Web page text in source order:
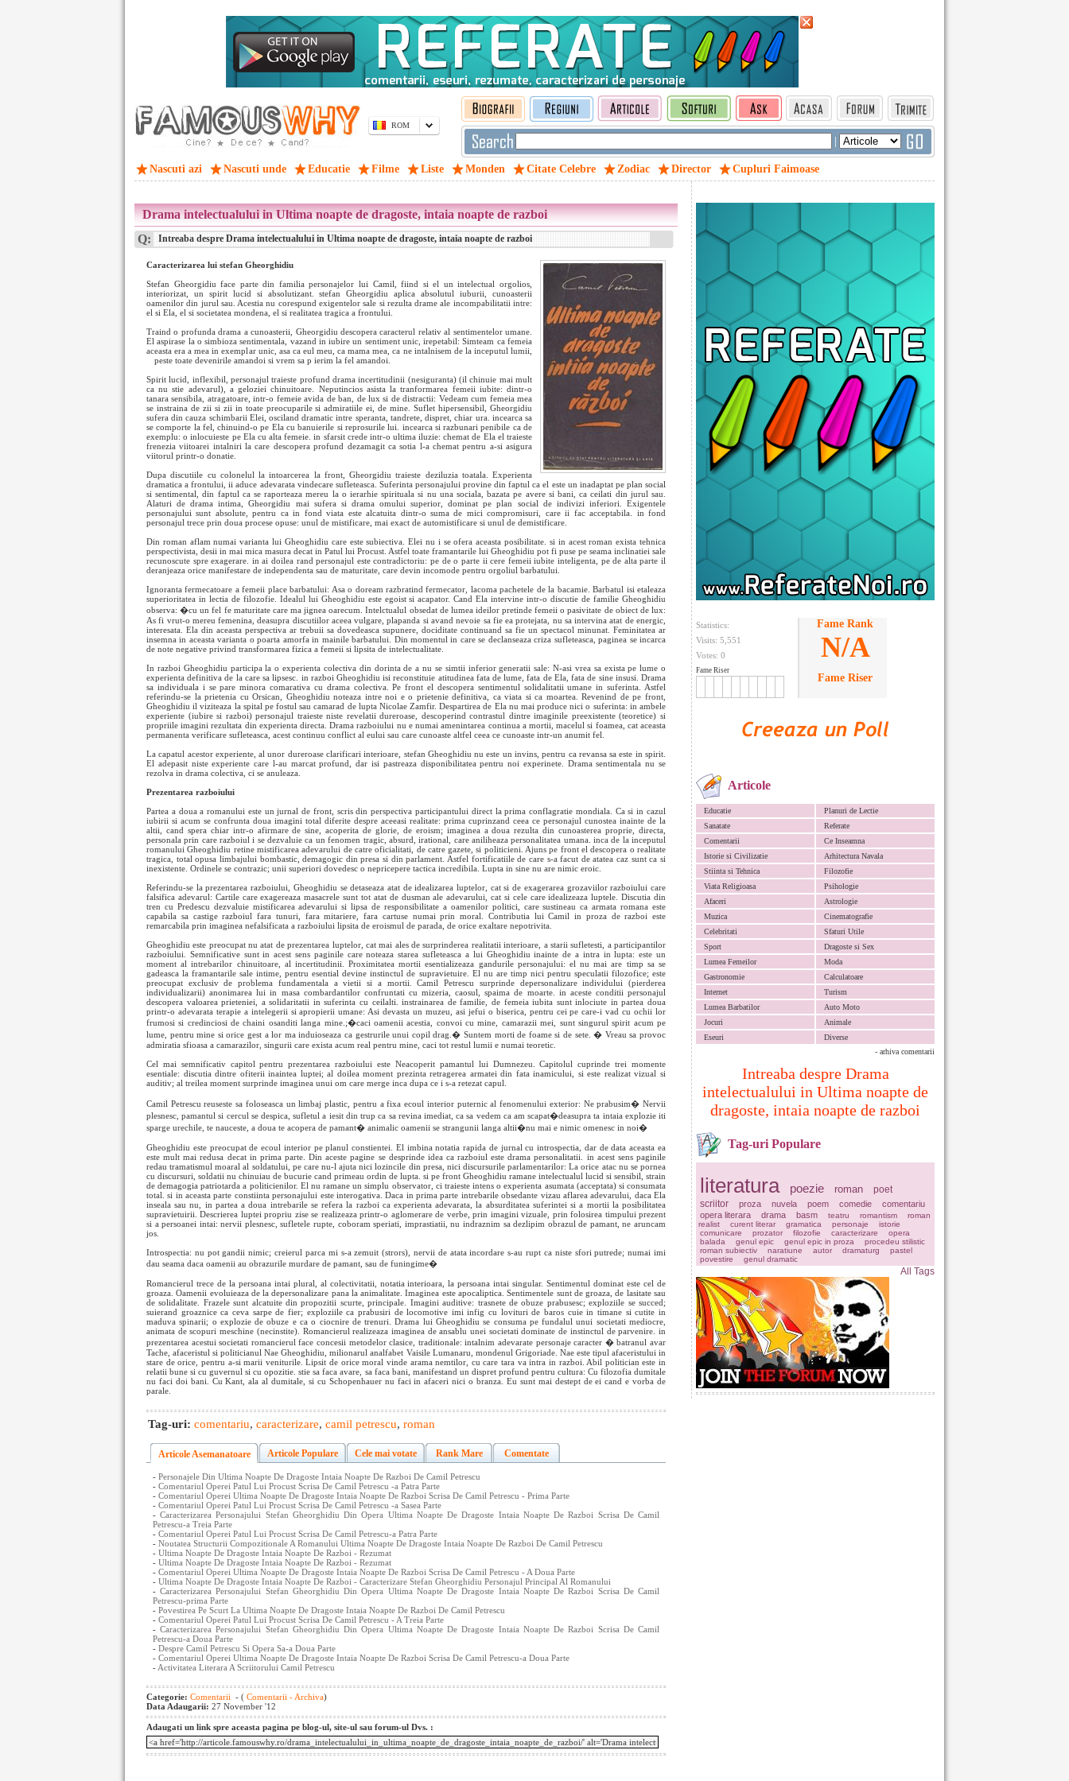
ROM
|
Nascuti azi Nascuti unde Educatie Filme Liste Monden Citate Celebre Zodiac Director Cupluri Faimoase
Statistics:
Visits: 5,551
Votes: 0
Fame Riser
Fame Rank
N/A
Fame Riser
Articole
Educatie
Planuri de Lectie
Sanatate
Referate
Comentarii
Ce Inseamna
Istorie si Civilizatie
Arhitectura Navala
Stiinta si Tehnica
Filozofie
Viata Religioasa
Psihologie
Afaceri
Astrologie
Muzica
Cinematografie
Celebritati
Sfaturi Utile
Sport
Dragoste si Sex
Lumea Femeilor
Moda
Gastronomie
Calculatoare
Internet
Turism
Lumea Barbatilor
Auto Moto
Jocuri
Animale
Eseuri
Diverse
- arhiva comentarii
Intreaba despre Drama
intelectualului in Ultima noapte de
dragoste, intaia noapte de razboi
Tag-uri Populare
literatura poezie roman
poet
scriitor
proza nuvela poem comedie
comentariu
opera literara
drama basm teatru romantism
roman
realist
curent literar gramatica personaje
istorie
comunicare
prozator filozofie caracterizare
opera
balada
genul epic genul epic in proza
procedeu stilistic
roman subiectiv
naratiune autor dramaturg
pastel
povestire
genul dramatic
All Tags
Drama intelectualului in Ultima noapte de dragoste, intaia noapte de razboi
Q: Intreaba despre Drama intelectualului in Ultima noapte de dragoste, intaia noapte de razboi
Caracterizarea lui stefan Gheorghidiu
Stefan Gheorgidiu face parte din familia personajelor lui Camil, fiind si el un intelectual orgolios,
interiorizat, un spirit lucid si absolutizant. stefan Gheorgidiu aplica absolutul iuburii, cunoasterii
oamenilor din jurul sau. Acestia nu corespund exigentelor sale si rezulta drame ale incompabilitatii intre:
el si Ela, el si societatea mondena, el si realitatea tragica a frontului.
Traind o profunda drama a cunoasterii, Gheorgidiu descopera caracterul relativ al sentimentelor umane.
El aspirase la o simbioza sentimentala, vazand in iubire un sentiment unic, irepetabil: Simteam ca femeia
aceasta era a mea in exemplar unic, asa ca eul meu, ca mama mea, ca ne intalnisem de la inceputul lumii,
peste toate devenirile amandoi si vrem sa p ierim la fel amandoi.
Spirit lucid, inflexibil, personajul traieste profund drama incertitudinii (nesiguranta) (il chinuie mai mult
ca nu stie adevarul), a geloziei chinuitoare. Neputincios asista la tranformarea femeii iubite: dintr-o
tanara sensibila, atragatoare, intr-o femeie avida de ban, de lux si de distractii: Vedeam cum femeia mea
se instraina de zii si zii in toate preocuparile si admiratiile ei, de mine. Suflet hipersensibil, Gheorgidiu
sufera din cauza schimbarii Elei, osciland dramatic intre speranta, tandrete, dispret, chiar ura. incearca sa
se comporte la fel, chinuind-o pe Ela cu banuierile si reprosurile lui. incearca si razbunari penibile ca de
exemplu: o inlocuieste pe Ela cu alta femeie. in sfarsit crede intr-o ultima iluzie: chemat de Ela el traieste
frenezia viitoarei intalniri la care descopera profund dezamagit ca sotia l-a chemat pentru a-si asigura
viitorul printr-o donatie.
Dupa discutiile cu colonelul la intoarcerea la front, Gheorgidiu traieste deziluzia toatala. Experienta
dramatica a frontului, ii aduce adevarata vindecare sufleteasca. Suferinta personajului provine din faptul ca el este un inadaptat pe plan social
si sentimental, din faptul ca se raporteaza mereu la o ierarhie spirituala si nu una sociala, bazata pe avere si bani, ca ceilati din jurul sau.
Alaturi de drama intima, Gheorgidiu mai sufera si drama omului superior, dominat pe plan social de indivizi inferiori. Exigentele
personajului sunt absolute, pentru ca in fond viata este alcatuita dintr-o suma de mici compromisuri, care ii fac acceptabila. in fond
personajul trece prin doua procese opuse: unul de mistificare, mai exact de automistificare si unul de demistificare.
Din roman aflam numai varianta lui Gheoghidiu care este subiectiva. Elei nu i se ofera aceasta posibilitate. si in acest roman exista tehnica
perspectivista, desii in mai mica masura decat in Patul lui Procust. Astfel toate framantarile lui Gheoghidiu pot fi puse pe seama inclinatiei sale
recunoscute spre exagerare. in ai doilea rand personajul este contradictoriu: pe de o parte ii cere femeii iubite inteligenta, pe de alta parte il
deranjeaza orice manifestare de independenta sau de maturitate, care devin incomode pentru orgoliul barbatului.
Ignoranta fermecatoare a femeii place barbatului: Asa o doream razbratind fermecator, lacoma pachetele de la bacamie. Barbatul isi etaleaza
superioritatea in lectia de filozofie. Idealul lui Gheoghidiu este egoist si acapator. Cand Ela intervine intr-o discutie de familie Gheoghidiu
observa: �cu un fel fe maturitate care ma jignea oarecum. Intelctualul obsedat de lumea ideilor pretinde femeii o pasivitate de obiect de lux:
As fi vrut-o mereu femenina, deasupra discutiilor aceea vulgare, plapanda si avand nevoie sa fie ea protejata, nu sa intervina atat de energic,
interesata. Ela din aceasta perspectiva ar trebuii sa dovedeasca supunere, dociditate continuand sa fie un spectacol minunat. Feminitatea ar
insemna in aceasta varianta o poarta amorfa in mainile barbatului. Din momentul in care se declanseaza criza sufleteasca, paginea se incarca
de note negative privind transformarea fizica a femeii si lipsita de intelectualitate.
In razboi Gheoghidiu participa la o experienta colectiva din dorinta de a nu se simtii inferior generatii sale: N-asi vrea sa exista pe lume o
experienta definitiva de la care sa lipsesc. in razboi Gheoghidiu isi reconstituie atitudinea fata de lume, fata de Ela, fata de sine insusi. Drama
sa individuala i se pare minora comarativa cu drama colectiva. Pe front el descopera sentimentul solidalitatii umane in suferinta. Astfel
referindu-se la prietenia cu Orsican, Gheoghidiu noteaza intre noi e o prietenie definitiva, ca viata si ca moartea. Revenind de pe front,
Gheoghidiu il viziteaza la spital pe fostul sau camarad de lupta Nicolae Zamfir. Despartirea de Ela nu mai produce nici o suferinta: in ambele
experiente (iubire si razboi) personajul traieste niste revelatii dureroase, descoperind contrastul dintre imaginile preexistente (teoretice) si
propriile imagini rezultata din experienta directa. Drama razboiului nu e numai amenintarea continua a mortii, macelul si foamea, cat aceasta
permanenta verificare sufleteasca, acest continuu conflict al eului sau care cunoaste altfel ceea ce cunoaste intr-un anumit fel.
La capatul acestor experiente, al unor dureroase clarificari interioare, stefan Gheoghidiu nu este un invins, pentru ca revansa sa este in spirit.
El adepasit niste experiente care l-au marcat profund, dar isi pastreaza disponibilitatea pentru noi experinete. Drama sentimentala nu se
rezolva in drama colectiva, ci se anuleaza.
Prezentarea razboiului
Partea a doua a romanului este un jurnal de front, scris din perspectiva participantului direct la prima conflagratie mondiala. Ca si in cazul
iubirii si acum se confrunta doua imagini total diferite despre aceeasi realitate: prima cuprinzand ceea ce personajul cunostea inainte de la
altii, cand spera chiar intr-o afirmare de sine, acoperita de glorie, de eroism; imaginea a doua rezulta din cunoasterea proprie, directa,
personala prin care razboiul i se dezvaluie ca un fenomen tragic, absurd, irational, care aniliheaza personalitatea umana. inca de la inceputul
romanului Gheoghidiu retine mistificarea adevarului de catre oficialitati, de catre gazete, si politicieni. Ajuns pe front el descopera o realitate
tragica, total opusa limbajului bombastic, demagogic din presa si din parlament. Astfel fortificatiile de care s-a facut de atatea caz sunt ca si
inexistente. Ordinele se contrazic; unii superiori dovedesc o nepricepere tactica incredibila. Lupta in sine nu are nimic eroic.
Referindu-se la prezentarea razboiului, Gheoghidiu se detaseaza atat de idealizarea luptelor, cat si de exagerarea grozaviilor razboiului care
falsifica adevarul: Cartile care exagereaza masacrele sunt tot atat de dusman ale adevarului, cat si cele care idealizeaza luptele. Discutia din
tren cu Predescu dezvaluie mistificarea adevarului si lipsa de responsibilitate a oamenilor politici, care sustineau ca armata romana este
capabila sa castige razboiul fara tunuri, fara mitariere, fara cartuse numai prin moral. Contributia lui Camil in proza de razboi este
remarcabila prin imaginea nefalsificata a razboiului lipsita de eroismul de parada, de orice exaltare nepotrivita.
Gheoghidiu este preocupat nu atat de prezentarea luptelor, cat mai ales de surprinderea realitatii interioare, a starii sufletesti, a participantilor
razboiului. Semnificative sunt in acest sens paginile care noteaza starea sufleteasca a lui Gheoghidiu inainte de a intra in lupta: este un
moment al intrebarilor chinuitoare, al incertitudinii. Proximitatea mortii esentializeaza gandurile personajului: el nu mai are timp sa se
gadeasca la framantarile sale intime, pentru esential devine instinctul de supravietuire. El nu are timp nici pentru speculatii filozofice; este
preocupat exclusiv de problema fundamentala a vietii si a mortii. Camil Petrescu surprinde depersonalizare individului (pierderea
individualizarii) anonimarea lui in masa combardantilor confruntati cu mizeria, caosul, spaima de moarte. in aceste conditii personajul
descopera valoarea prieteniei, a solidaritatii in suferinta cu ceilalti. instrainarea de familie, de femeia iubita sunt inlociute in partea doua
printr-o adevarata terapie a intelegerii si apropierii umane: Asi devasta un muzeu, asi jefui o biserica, pentru cei pe care-i vad cu ochii lor
frumosi si credinciosi de chaini osanditi langa mine.;�caci oamenii acestia, convoi cu mine, camarazii mei, sunt singurul spirit acum pe
lume, pentru mine si orice gest a lor ma induioseaza ca gestrurile unui copil drag.� Suntem morti de foame si de sete. � Vreau sa provoc
admiratia sfioasa a camarazilor, singurii care exista acum real pentru mine, caci tot restul lumii e numai teoretic.
Cel mai semnificativ capitol pentru prezentarea razboiului este Neacoperit pamantul lui Dumnezeu. Capitolul cuprinde trei momente
esentiale: discutia dintre ofiterii inaintea luptei; al doilea moment prezinta retragerea armatei din fata inamicului, si este realizat vizual si
auditiv; al treilea moment surprinde imaginea unui om care merge inca dupa ce i s-a retezat capul.
Camil Petrescu reuseste sa foloseasca un limbaj plastic, pentru a fixa ecoul interior puternic al fenomenului exterior: Ne prabusim� Nervii
plesnesc, pamantul si cercul se despica, sufletul a iesit din trup ca sa revina imediat, ca sa vedem ca am scapat�deasupra ta intaia explozie iti
sparge urechile, te nauceste, a doua te acopera de pamant� animalic oamenii se strangunii langa altii�nu mai e nimic omenesc in noi�
Gheoghidiu este preocupat de ecoul interior pe planul constientei. El imbina notatia rapida de jurnal cu introspectia, dar de data aceasta ea
este mult mai redusa decat in prima parte. Din aceste pagine se desprinde idea ca razboiul este drama personalitatii. in acest sens paginile
redau tramatismul moaral al soldatului, pe care nu-l ajuta nici lozincile din presa, nici discursurile parlamentarilor: La orice atac nu se pornea
cu discursuri, soldatii nu chinuiau de bucurie cand primeau ordin de lupta. si pe front Gheoghidiu ramane intelectualul lucid si sensibil, strain
de demagogia patriotarda a politicienilor. El nu ramane un simplu observator, ci traieste intens o experienta asumata (acceptata) si consumata
total. si in aceasta parte constiinta personajului este interogativa. Daca in prima parte intrebarile obsedante vizau aflarea adevarului, daca Ela
inseala sau nu, in partea a doua intrebarile se refera la razboi ca experienta adevarata, la absurditatea suferintei si a mortii la posibilitatea
supravietuirii. Descrierea luptei propriu zise se realizeaza printr-o aglomerare de verbe, prin imagini vizuale, prin folosirea timpului prezent
si a persoanei intai: nervii plesnesc, sufletele rupte, coboram speriati, imprastiatii, nu indraznim sa dezlipim obrazul de pamant, ne aruncam
jos.
Introspectia: nu pot gandii nimic; creierul parca mi s-a zemuit (strors), nervii de atata incordare s-au rupt ca niste sfori putrede; numai imi
dau seama daca oamenii au obrazurile murdare de pamant, sau de funingime�
Romancierul trece de la persoana intai plural, al colectivitatii, notatia interioara, la persoana intai singular. Sentimentul dominat este cel de
groaza. Oamenii evoluieaza de la depersonalizare pana la animalitate. Imaginea este apocaliptica. Sentimentele sunt de groaza, de lasitate sau
de solidalitate. Frazele sunt alcatuite din propozitii scurte, principale. Imagini auditive: trasnete de obuze prabusesc; exploziile se succed;
suierand groaznice ca ceva sarpe de fier; exploziile ca prabusiri de locomotive imi infig cu lovituri de baros cuie in timane si cutite in
maduva spinarii; o explozie de obuze e ca o ciocnire de trenuri. Drama lui Gheoghidiu se consuma pe fundalul unui societati mediocre,
animata de scopuri meschine (necinstite). Romancierul realizeaza imaginea de ansablu unei societati dominate de instinctul de parvenire. in
prezentarea acestui societati romancierul face concesii metodelor clasice, traditionale: intalnim adevarate personaje caracter � batranul avar
Tache, afaceristul si politicianul Nae Gheoghidiu, milionarul analfabet Vaisile Lumanaru, mondenul Grigoriade. Nae este tipul afaceristului in
stare de orice, pentru a-si marii veniturile. Lipsit de orice moral vinde arama nemtilor, cu care tara va intra in razboi. Abil politician este in
relatii bune si cu guvernul si cu opozitie. stie sa faca avare, sa faca bani, manifestand un dispret profund pentru cultura: Cu filozofia dumitale
nu faci doi bani. Cu Kant, ala al dumitale, si cu Schopenhauer nu faci in afaceri nici o branza. Eu sunt mai destept de ei cand e vorba de
parale.
Tag-uri: comentariu, caracterizare, camil petrescu, roman
Articole Asemanatoare Articole Populare Cele mai votate Rank Mare Comentate
- Personajele Din Ultima Noapte De Dragoste Intaia Noapte De Razboi De Camil Petrescu
- Comentariul Operei Patul Lui Procust Scrisa De Camil Petrescu -a Patra Parte
- Comentariul Operei Ultima Noapte De Dragoste Intaia Noapte De Razboi Scrisa De Camil Petrescu - Prima Parte
- Comentariul Operei Patul Lui Procust Scrisa De Camil Petrescu -a Sasea Parte
-Caracterizarea Personajului Stefan Gheorghidiu Din Opera Ultima Noapte De Dragoste Intaia Noapte De Razboi Scrisa De Camil
Petrescu-a Treia Parte
- Comentariul Operei Patul Lui Procust Scrisa De Camil Petrescu-a Patra Parte
- Noutatea Structurii Compozitionale A Romanului Ultima Noapte De Dragoste Intaia Noapte De Razboi De Camil Petrescu
- Ultima Noapte De Dragoste Intaia Noapte De Razboi - Rezumat
- Ultima Noapte De Dragoste Intaia Noapte De Razboi - Rezumat
- Comentariul Operei Ultima Noapte De Dragoste Intaia Noapte De Razboi Scrisa De Camil Petrescu - A Doua Parte
- Ultima Noapte De Dragoste Intaia Noapte De Razboi - Caracterizare Stefan Gheorghidiu Personajul Principal Al Romanului
-Caracterizarea Personajului Stefan Gheorghidiu Din Opera Ultima Noapte De Dragoste Intaia Noapte De Razboi Scrisa De Camil
Petrescu-prima Parte
- Povestirea Pe Scurt La Ultima Noapte De Dragoste Intaia Noapte De Razboi De Camil Petrescu
- Comentariul Operei Patul Lui Procust Scrisa De Camil Petrescu - A Treia Parte
-Caracterizarea Personajului Stefan Gheorghidiu Din Opera Ultima Noapte De Dragoste Intaia Noapte De Razboi Scrisa De Camil
Petrescu-a Doua Parte
- Despre Camil Petrescu Si Opera Sa-a Doua Parte
- Comentariul Operei Ultima Noapte De Dragoste Intaia Noapte De Razboi Scrisa De Camil Petrescu-a Doua Parte
- Activitatea Literara A Scriitorului Camil Petrescu
Categorie: Comentarii - ( Comentarii - Archiva)
Data Adaugarii: 27 November '12
Adaugati un link spre aceasta pagina pe blog-ul, site-ul sau forum-ul Dvs. :